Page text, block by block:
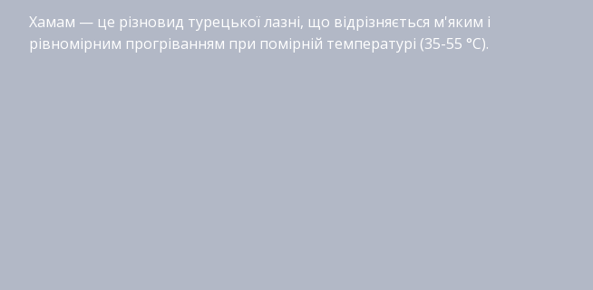
Хамам — це різновид турецької лазні, що відрізняється м'яким і
рівномірним прогріванням при помірній температурі (35-55 °C).